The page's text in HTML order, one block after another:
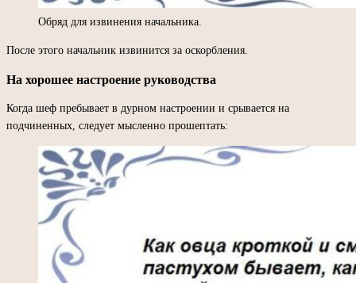
Обряд для извинения начальника.
После этого начальник извинится за оскорбления.
На хорошее настроение руководства
Когда шеф пребывает в дурном настроении и срывается на
подчиненных, следует мысленно прошептать: